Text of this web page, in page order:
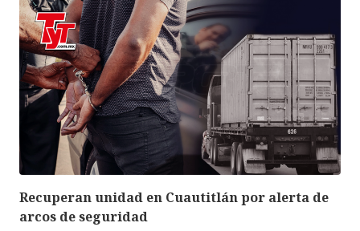
Recuperan unidad en Cuautitlán por alerta de
arcos de seguridad